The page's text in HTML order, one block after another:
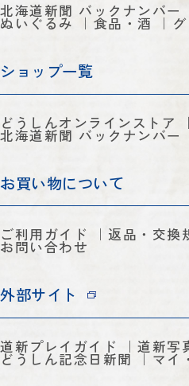
北海道新聞 バックナンバー
ぬいぐるみ 食品・酒
ショップ一覧
どうしんオンラインストア
北海道新聞 バックナンバー
お買い物について
ご利用ガイド 返品・交換
お問い合わせ
外部サイト
道新プレイガイド 道新写
どうしん記念日新聞 マイ